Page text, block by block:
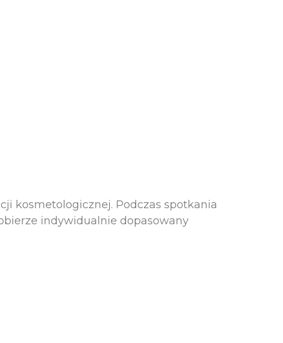
kosmetologicznej. Podczas spotkania
indywidualnie dopasowany